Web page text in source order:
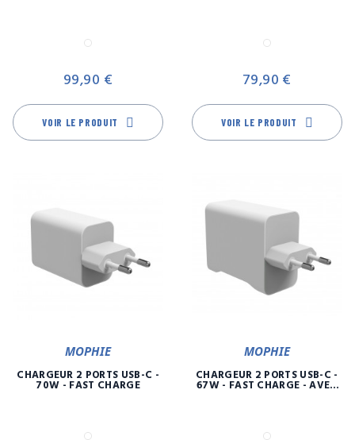
Blanc
99,90 €
VOIR LE PRODUIT
Blanc
79,90 €
VOIR LE PRODUIT
MOPHIE
CHARGEUR 2 PORTS USB-C -
70W - FAST CHARGE
MOPHIE
CHARGEUR 2 PORTS USB-C -
67W - FAST CHARGE - AVEC